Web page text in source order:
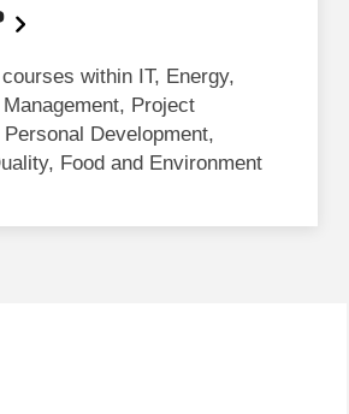
within IT, Energy,
Project
Development,
Food and Environment